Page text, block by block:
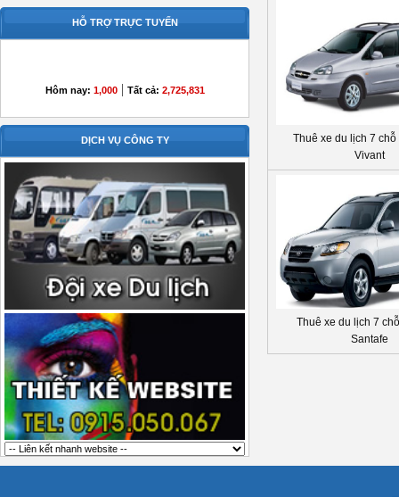
HỖ TRỢ TRỰC TUYẾN
Hôm nay: 1,000| Tất cả: 2,725,831
DỊCH VỤ CÔNG TY
Thuê xe du lịch 7
Vivant
Thuê xe du lịch 7
Santafe